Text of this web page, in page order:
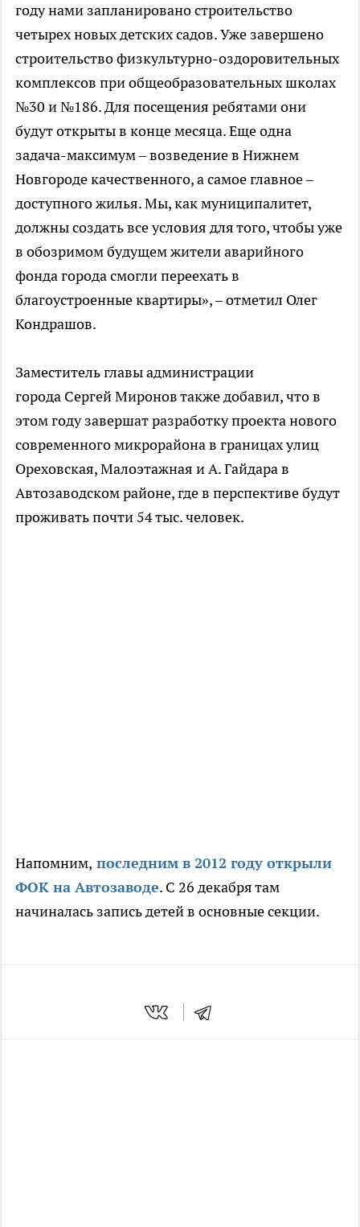
году нами запланировано строительство
четырех новых детских садов. Уже завершено
строительство физкультурно-оздоровительных
комплексов при общеобразовательных школах
№30 и №186. Для посещения ребятами они
будут открыты в конце месяца. Еще одна
задача-максимум – возведение в Нижнем
Новгороде качественного, а самое главное –
доступного жилья. Мы, как муниципалитет,
должны создать все условия для того, чтобы уже
в обозримом будущем жители аварийного
фонда города смогли переехать в
благоустроенные квартиры», – отметил Олег
Кондрашов.
Заместитель главы администрации
города Сергей Миронов также добавил, что в
этом году завершат разработку проекта нового
современного микрорайона в границах улиц
Ореховская, Малоэтажная и А. Гайдара в
Автозаводском районе, где в перспективе будут
проживать почти 54 тыс. человек.
Напомним, последним в 2012 году открыли
ФОК на Автозаводе. С 26 декабря там
начиналась запись детей в основные секции.